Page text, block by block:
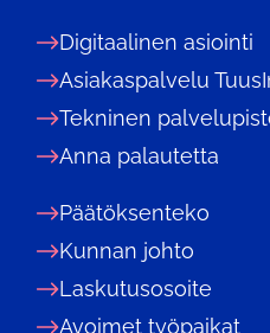
Digitaalinen asiointi
Asiakaspalvelu
Tekninen
Anna palautetta
Päätöksenteko
Kunnan johto
Laskutusosoite
Avoimet työpaikat